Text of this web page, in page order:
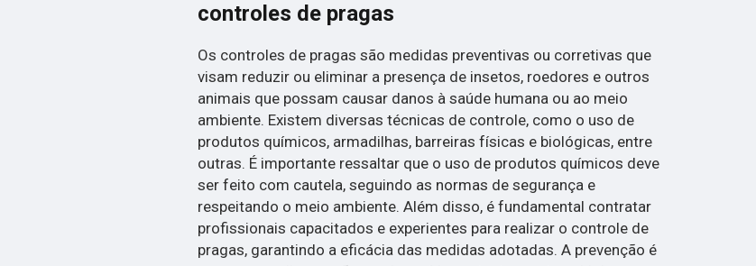
controles de pragas
Os controles de pragas são medidas preventivas ou corretivas que
visam reduzir ou eliminar a presença de insetos, roedores e outros
animais que possam causar danos à saúde humana ou ao meio
ambiente. Existem diversas técnicas de controle, como o uso de
produtos químicos, armadilhas, barreiras físicas e biológicas, entre
outras. É importante ressaltar que o uso de produtos químicos deve
ser feito com cautela, seguindo as normas de segurança e
respeitando o meio ambiente. Além disso, é fundamental contratar
profissionais capacitados e experientes para realizar o controle de
pragas, garantindo a eficácia das medidas adotadas. A prevenção é